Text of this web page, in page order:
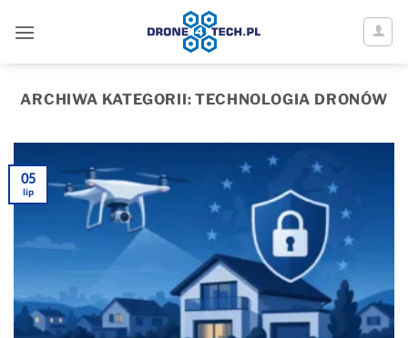
ARCHIWA KATEGORII:TECHNOLOGIA DRONÓW
05
lip